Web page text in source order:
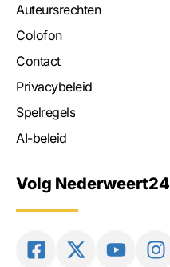
Auteursrechten
Colofon
Contact
Privacybeleid
Spelregels
AI-beleid
Volg Nederweert24